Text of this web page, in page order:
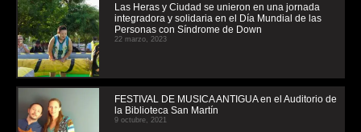
Las Heras y Ciudad se unieron en una jornada
integradora y solidaria en el Día Mundial de las
Personas con Síndrome de Down
22 marzo, 2023
FESTIVAL DE MUSICA ANTIGUA en el Auditorio de
la Biblioteca San Martín
9 octubre, 2021